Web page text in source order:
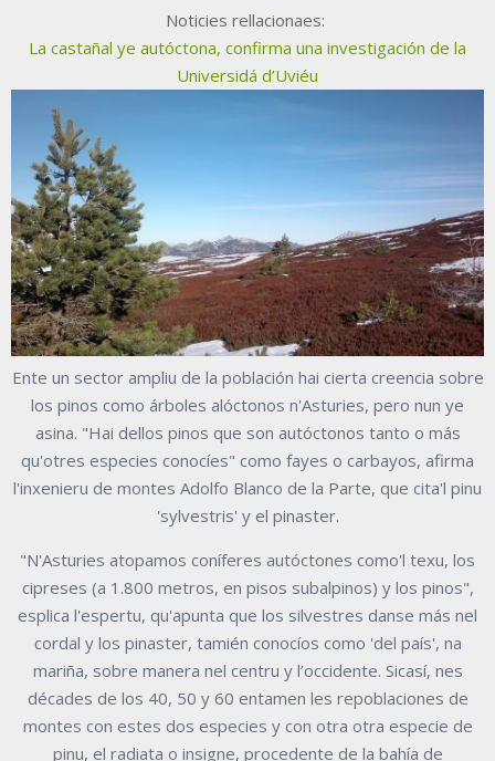
Noticies rellacionaes:
La castañal ye autóctona, confirma una investigación de la
Universidá d’Uviéu
Ente un sector ampliu de la población hai cierta creencia sobre
los pinos como árboles alóctonos n'Asturies, pero nun ye
asina. "Hai dellos pinos que son autóctonos tanto o más
qu'otres especies conocíes" como fayes o carbayos, afirma
l'inxenieru de montes Adolfo Blanco de la Parte, que cita'l pinu
'sylvestris' y el pinaster.
"N'Asturies atopamos coníferes autóctones como'l texu, los
cipreses (a 1.800 metros, en pisos subalpinos) y los pinos",
esplica l'espertu, qu'apunta que los silvestres danse más nel
cordal y los pinaster, tamién conocíos como 'del país', na
mariña, sobre manera nel centru y l’occidente. Sicasí, nes
décades de los 40, 50 y 60 entamen les repoblaciones de
montes con estes dos especies y con otra otra especie de
pinu, el radiata o insigne, procedente de la bahía de